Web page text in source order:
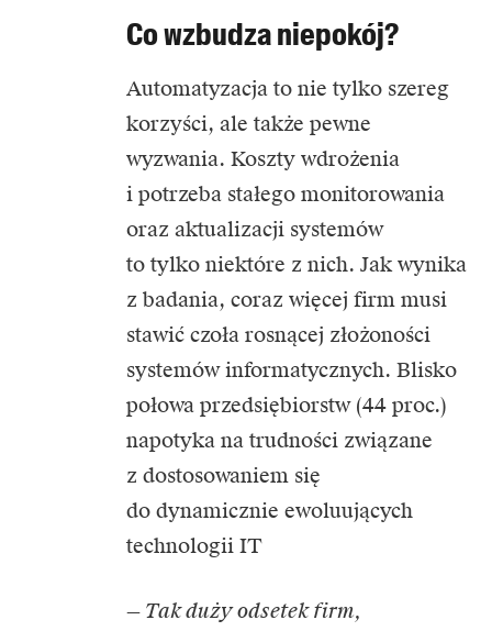
Co wzbudza niepokój?
Automatyzacja to nie tylko szereg
korzyści, ale także pewne
wyzwania. Koszty wdrożenia
i potrzeba stałego monitorowania
oraz aktualizacji systemów
to tylko niektóre z nich. Jak wynika
z badania, coraz więcej firm musi
stawić czoła rosnącej złożoności
systemów informatycznych. Blisko
połowa przedsiębiorstw (44 proc.)
napotyka na trudności związane
z dostosowaniem się
do dynamicznie ewoluujących
technologii IT
— Tak duży odsetek firm,